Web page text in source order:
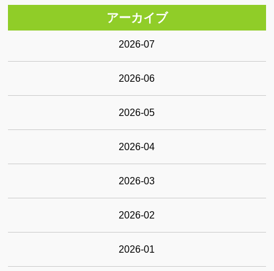
アーカイブ
2026-07
2026-06
2026-05
2026-04
2026-03
2026-02
2026-01